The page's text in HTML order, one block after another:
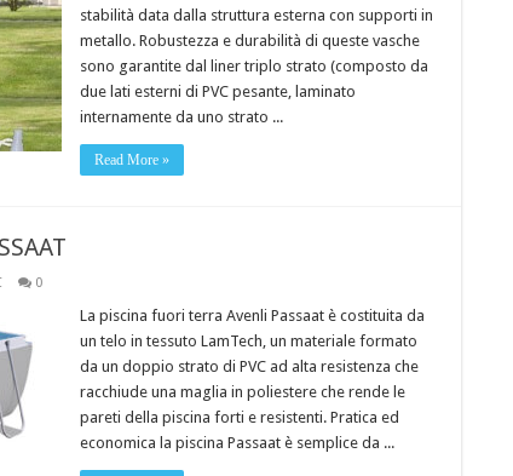
stabilità data dalla struttura esterna con supporti in
metallo. Robustezza e durabilità di queste vasche
sono garantite dal liner triplo strato (composto da
due lati esterni di PVC pesante, laminato
internamente da uno strato ...
Read More »
0
La piscina fuori terra Avenli Passaat è costituita da
un telo in tessuto LamTech, un materiale formato
da un doppio strato di PVC ad alta resistenza che
racchiude una maglia in poliestere che rende le
pareti della piscina forti e resistenti. Pratica ed
economica la piscina Passaat è semplice da ...